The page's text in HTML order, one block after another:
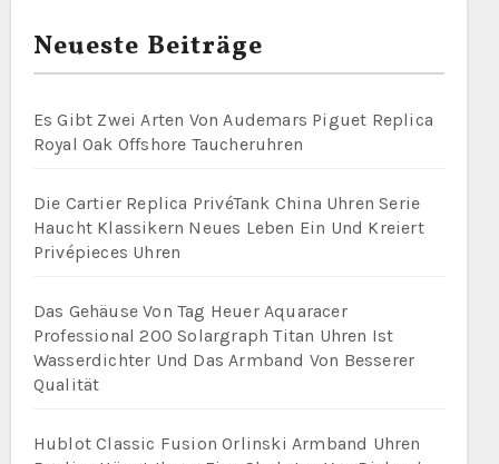
Neueste Beiträge
Es Gibt Zwei Arten Von Audemars Piguet Replica
Royal Oak Offshore Taucheruhren
Die Cartier Replica PrivéTank China Uhren Serie
Haucht Klassikern Neues Leben Ein Und Kreiert
Privépieces Uhren
Das Gehäuse Von Tag Heuer Aquaracer
Professional 200 Solargraph Titan Uhren Ist
Wasserdichter Und Das Armband Von Besserer
Qualität
Hublot Classic Fusion Orlinski Armband Uhren